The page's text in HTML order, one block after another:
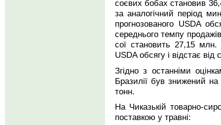
соєвих бобах становив
за аналогічний період
прогнозованого USDA
середнього темпу
сої становить 27,15 млн.
USDA обсягу і відстає
Згідно з останніми
Бразилії був знижений
тонн.
На Чиказькій товарно-
поставкою у травні: